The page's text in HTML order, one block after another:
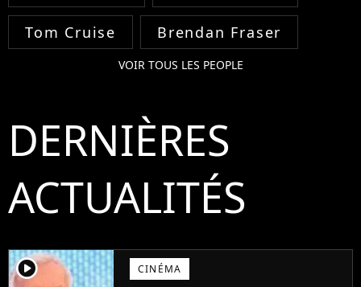
Tom Cruise Brendan Fraser
VOIR TOUS LES PEOPLE
DERNIÈRES
ACTUALITÉS
player2 CINÉMA